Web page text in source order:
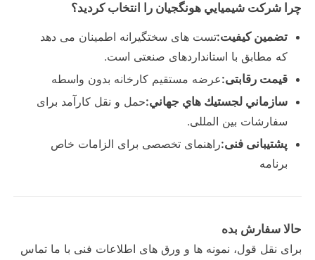
چرا شرکت شيميايي هونگجيان را انتخاب کرديد؟
تضمین کیفیت:تست های سختگیرانه اطمینان می دهد
که مطابق با استانداردهای صنعتی است.
قیمت رقابتی:عرضه مستقیم کارخانه بدون واسطه
سازماني لجستيك هاي جهاني:حمل و نقل کارآمد برای
سفارشات بین المللی.
پشتیبانی فنی:راهنمای تخصصی برای الزامات خاص
برنامه
حالا سفارش بده
برای نقل قول، نمونه ها و ورق های اطلاعات فنی با ما تماس